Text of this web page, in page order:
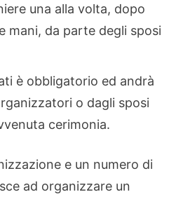
una alla volta, dopo
mani, da parte degli sposi
è obbligatorio ed andrà
o dagli sposi
cerimonia.
e un numero di
ad organizzare un